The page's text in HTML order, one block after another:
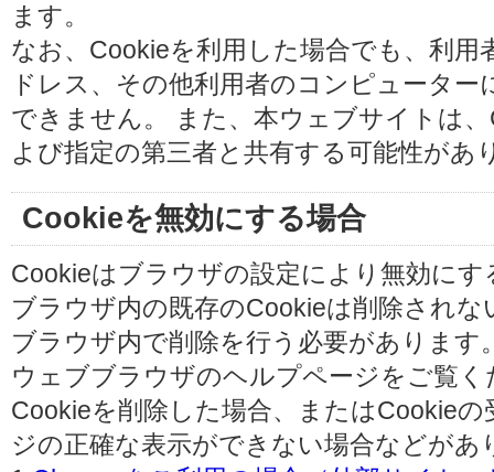
ます。
なお、Cookieを利用した場合でも、利用
ドレス、その他利用者のコンピュータ
できません。 また、本ウェブサイトは
よび指定の第三者と共有する可能性があ
Cookieを無効にする場合
Cookieはブラウザの設定により無効に
ブラウザ内の既存のCookieは削除され
ブラウザ内で削除を行う必要があります
ウェブブラウザのヘルプページをご覧く
Cookieを削除した場合、またはCookie
ジの正確な表示ができない場合などが